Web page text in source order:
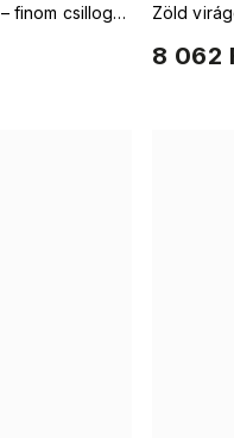
finom csillogás
8 062
Zöld